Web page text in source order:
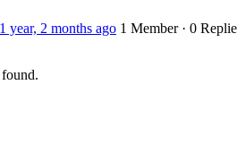
1 year, 2 months ago 1 Member · 0